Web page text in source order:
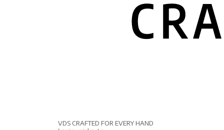
VDS CRAFTED FOR EVERY HAND